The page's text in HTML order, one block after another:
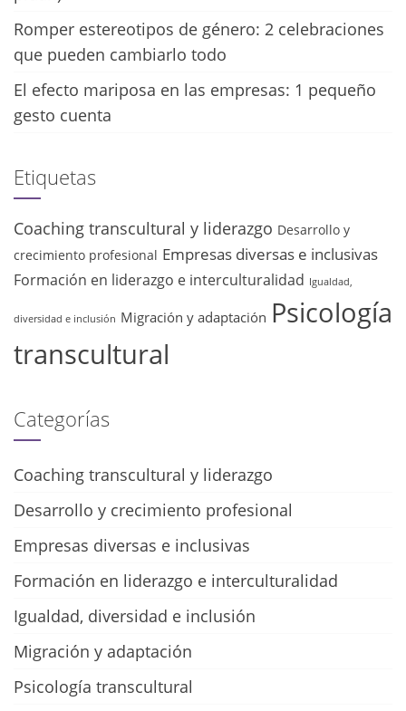
Romper estereotipos de género: 2 celebraciones
que pueden cambiarlo todo
El efecto mariposa en las empresas: 1 pequeño
gesto cuenta
Etiquetas
Coaching transcultural y liderazgo Desarrollo y
crecimiento profesional Empresas diversas e inclusivas
Formación en liderazgo e interculturalidad Igualdad,
diversidad e inclusión Migración y adaptación Psicología
transcultural
Categorías
Coaching transcultural y liderazgo
Desarrollo y crecimiento profesional
Empresas diversas e inclusivas
Formación en liderazgo e interculturalidad
Igualdad, diversidad e inclusión
Migración y adaptación
Psicología transcultural